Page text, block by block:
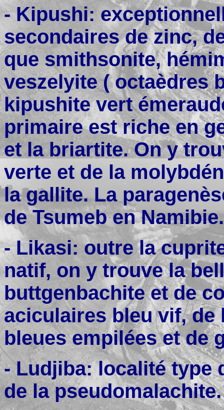
- Kipushi:
secondaires de zinc,
que smithsonite,
veszelyite ( octaèdres
kipushite vert
primaire est riche en
et la briartite. On y
verte et de la
la gallite. La
de Tsumeb en Namibie.
- Likasi: outre la
natif, on y trouve la
buttgenbachite et de
aciculaires bleu vif, de
bleues empilées et de
- Ludjiba: localité type
de la pseudomalachite.